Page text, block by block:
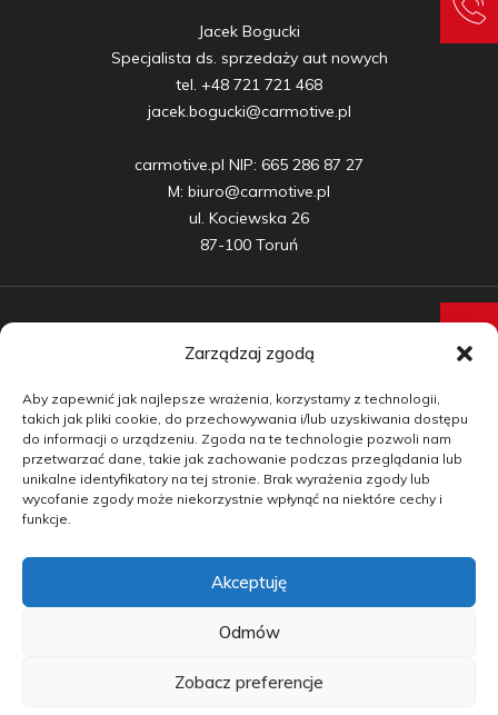
Zarządzaj zgodą
Aby zapewnić jak najlepsze wrażenia, korzystamy z technologii,
takich jak pliki cookie, do przechowywania i/lub uzyskiwania dostępu
do informacji o urządzeniu. Zgoda na te technologie pozwoli nam
przetwarzać dane, takie jak zachowanie podczas przeglądania lub
unikalne identyfikatory na tej stronie. Brak wyrażenia zgody lub
wycofanie zgody może niekorzystnie wpłynąć na niektóre cechy i
funkcje.
Akceptuję
Odmów
Zobacz preferencje
Jacek Bogucki
Specjalista ds. sprzedaży aut nowych
tel. +48 721 721 468
jacek.bogucki@carmotive.pl
carmotive.pl NIP: 665 286 87 27
M: biuro@carmotive.pl
ul. Kociewska 26
87-100 Toruń
Samochody nowe
Samochody używane
Auta w leasingu
Doradztwo
copyright by carmotive.pl 2026©